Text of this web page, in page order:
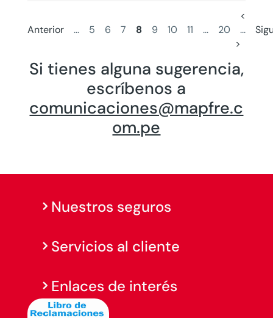
<
Anterior
... 5 6 7 8 9 10 11 ... 20 ...
>
Si tienes alguna sugerencia,
escríbenos a
comunicaciones@mapfre.c
om.pe
Nuestros seguros
Servicios al cliente
Enlaces de interés